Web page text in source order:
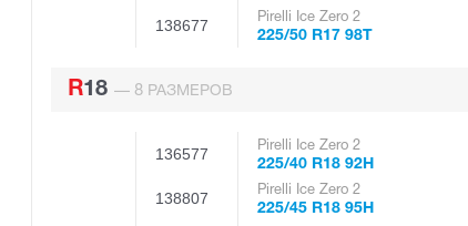
138677 Pirelli Ice Zero 2
225/50 R17 98T
R18 — 8 РАЗМЕРОВ
136577 Pirelli Ice Zero 2
225/40 R18 92H
138807 Pirelli Ice Zero 2
225/45 R18 95H